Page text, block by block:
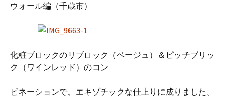
ウォール編（千歳市）
化粧ブロックのリブロック（ベージュ）＆ピッチブリッ
ク（ワインレッド）のコン
ビネーションで、エキゾチックな仕上りに成りました。